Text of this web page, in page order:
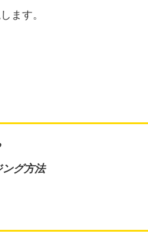
ます。
グ方法